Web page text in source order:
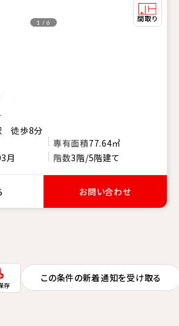
1 / 6
徒歩8分
専有面積77.64㎡
月 階数3階/5階建て
お問い合わせ
存
この条件の新着通知を受け取る